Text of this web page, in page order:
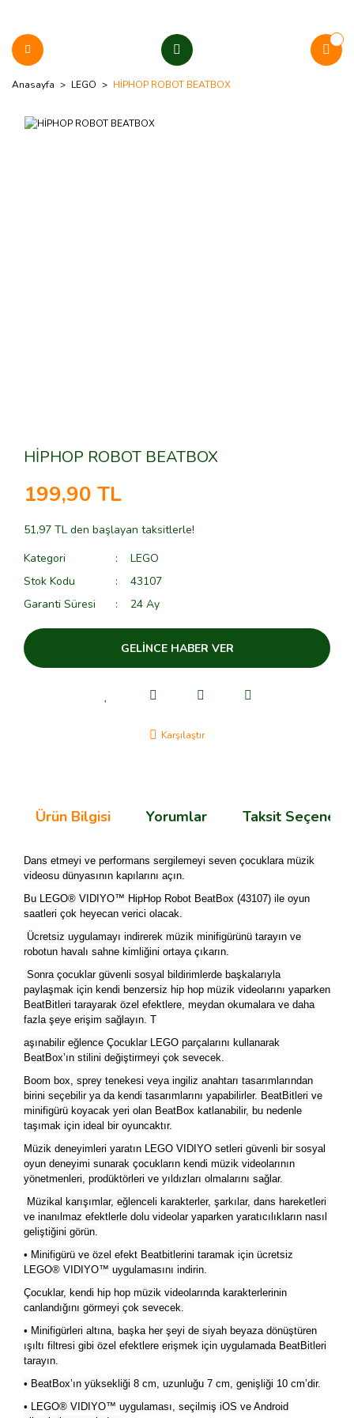
Anasayfa LEGO HİPHOP ROBOT BEATBOX
HİPHOP ROBOT BEATBOX
199,90 TL
51,97 TL den başlayan taksitlerle!
Kategori
LEGO
Stok Kodu
43107
Garanti Süresi
24 Ay
GELİNCE HABER VER
Karşılaştır
Ürün Bilgisi Yorumlar Taksit
Dans etmeyi ve performans sergilemeyi seven çocuklara müzik
videosu dünyasının kapılarını açın.
Bu LEGO® VIDIYO™ HipHop Robot BeatBox (43107) ile oyun
saatleri çok heyecan verici olacak.
Ücretsiz uygulamayı indirerek müzik minifigürünü tarayın ve
robotun havalı sahne kimliğini ortaya çıkarın.
Sonra çocuklar güvenli sosyal bildirimlerde başkalarıyla
paylaşmak için kendi benzersiz hip hop müzik videolarını yaparken
BeatBitleri tarayarak özel efektlere, meydan okumalara ve daha
fazla şeye erişim sağlayın. T
aşınabilir eğlence Çocuklar LEGO parçalarını kullanarak
BeatBox’ın stilini değiştirmeyi çok sevecek.
Boom box, sprey tenekesi veya ingiliz anahtarı tasarımlarından
birini seçebilir ya da kendi tasarımlarını yapabilirler. BeatBitleri ve
minifigürü koyacak yeri olan BeatBox katlanabilir, bu nedenle
taşımak için ideal bir oyuncaktır.
Müzik deneyimleri yaratın LEGO VIDIYO setleri güvenli bir sosyal
oyun deneyimi sunarak çocukların kendi müzik videolarının
yönetmenleri, prodüktörleri ve yıldızları olmalarını sağlar.
Müzikal karışımlar, eğlenceli karakterler, şarkılar, dans hareketleri
ve inanılmaz efektlerle dolu videolar yaparken yaratıcılıkların nasıl
geliştiğini görün.
• Minifigürü ve özel efekt Beatbitlerini taramak için ücretsiz
LEGO® VIDIYO™ uygulamasını indirin.
Çocuklar, kendi hip hop müzik videolarında karakterlerinin
canlandığını görmeyi çok sevecek.
• Minifigürleri altına, başka her şeyi de siyah beyaza dönüştüren
ışıltı filtresi gibi özel efektlere erişmek için uygulamada BeatBitleri
tarayın.
• BeatBox’ın yüksekliği 8 cm, uzunluğu 7 cm, genişliği 10 cm’dir.
• LEGO® VIDIYO™ uygulaması, seçilmiş iOS ve Android